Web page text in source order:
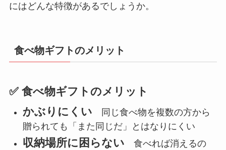
にはどんな特徴があるでしょうか。
食べ物ギフトのメリット
✅ 食べ物ギフトのメリット
かぶりにくい 同じ食べ物を複数の方から
贈られても「また同じだ」とはなりにくい
収納場所に困らない 食べれば消えるの